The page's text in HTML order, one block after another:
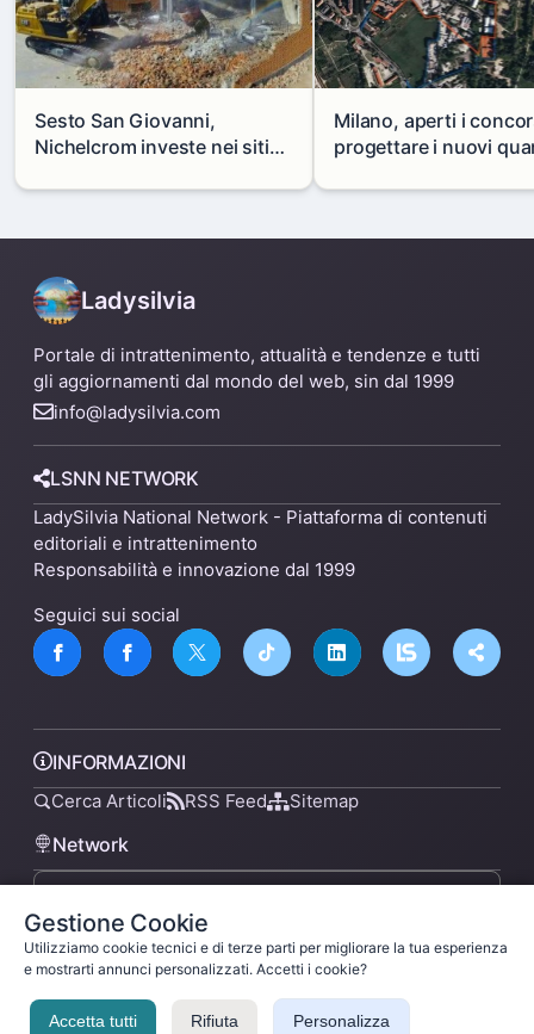
Sesto San Giovanni,
Nichelcrom investe nei siti
capannone per fare spazio a
Milano, aperti i
progettare i nuovi
Mare
Gestione Cookie
Utilizziamo cookie tecnici e di terze parti per migliorare la tua esperienza
e mostrarti annunci personalizzati. Accetti i cookie?
Accetta tutti Rifiuta Personalizza
Ladysilvia
Portale di intrattenimento, attualità e tendenze e tutti
gli aggiornamenti dal mondo del web, sin dal 1999
info@ladysilvia.com
LSNN NETWORK
LadySilvia National Network - Piattaforma di contenuti
editoriali e intrattenimento
Responsabilità e innovazione dal 1999
Seguici sui social
INFORMAZIONI
Cerca Articoli RSS Feed Sitemap
Network
lsnn.net
Privacy PolicyTermini di ServizioLicenza